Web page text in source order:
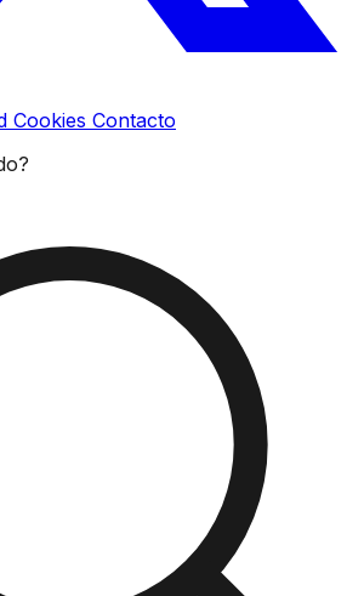
Cookies Contacto